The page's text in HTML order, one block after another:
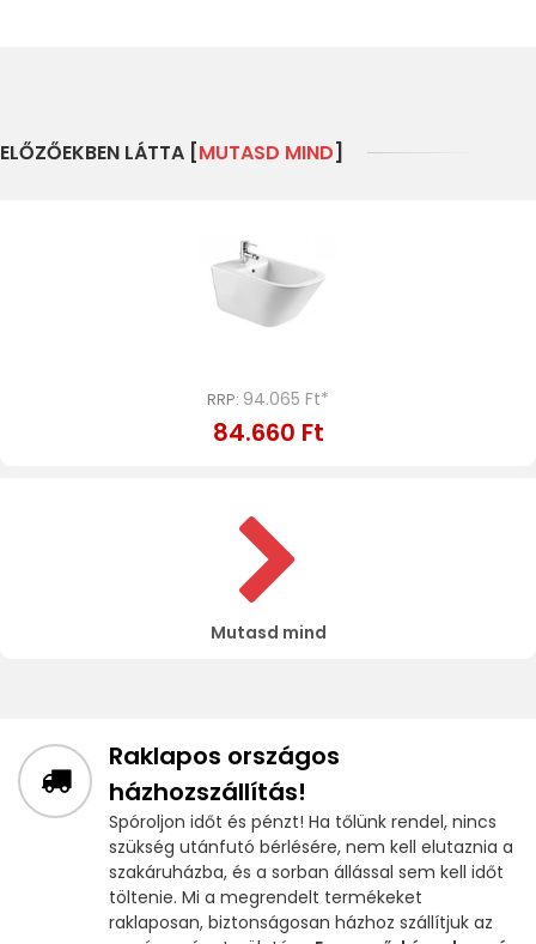
ELŐZŐEKBEN LÁTTA [MUTASD MIND]
RRP: 94.065 Ft*
84.660 Ft
Mutasd mind
Raklapos országos
házhozszállítás!
Spóroljon időt és pénzt! Ha tőlünk rendel, nincs
szükség utánfutó bérlésére, nem kell elutaznia a
szakáruházba, és a sorban állással sem kell időt
töltenie. Mi a megrendelt termékeket
raklaposan, biztonságosan házhoz szállítjuk az